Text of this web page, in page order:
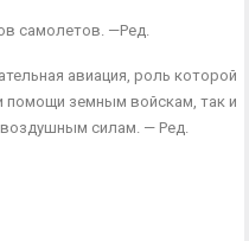
самолетов. —Ред.
авиация, роль которой
помощи земным войскам, так и
силам. — Ред.